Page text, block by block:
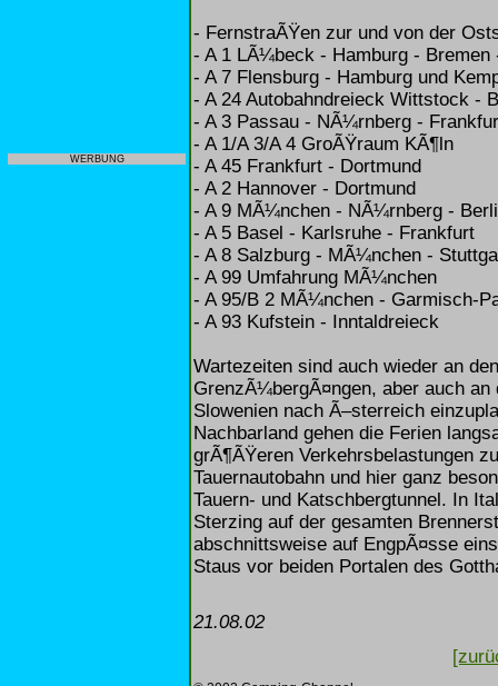
WERBUNG
- FernstraÃŸen zur und von der
- A 1 LÃ¼beck - Hamburg - Bremen
- A 7 Flensburg - Hamburg und
- A 24 Autobahndreieck Wittstock -
- A 3 Passau - NÃ¼rnberg -
- A 1/A 3/A 4 GroÃŸraum KÃ¶ln
- A 45 Frankfurt - Dortmund
- A 2 Hannover - Dortmund
- A 9 MÃ¼nchen - NÃ¼rnberg -
- A 5 Basel - Karlsruhe - Frankfurt
- A 8 Salzburg - MÃ¼nchen -
- A 99 Umfahrung MÃ¼nchen
- A 95/B 2 MÃ¼nchen - Garmisch-
- A 93 Kufstein - Inntaldreieck
Wartezeiten sind auch wieder an
GrenzÃ¼bergÃ¤ngen, aber auch
Slowenien nach Ã–sterreich
Nachbarland gehen die Ferien
grÃ¶ÃŸeren Verkehrsbelastungen
Tauernautobahn und hier ganz
Tauern- und Katschbergtunnel. In
Sterzing auf der gesamten
abschnittsweise auf EngpÃ¤sse
Staus vor beiden Portalen des
21.08.02